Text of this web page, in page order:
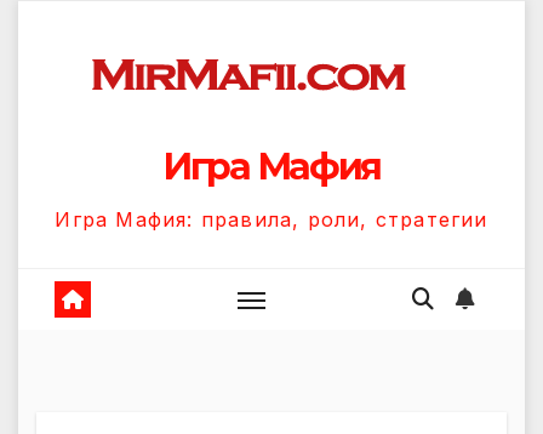
содержанию
Игра Мафия
Игра Мафия: правила, роли, стратегии